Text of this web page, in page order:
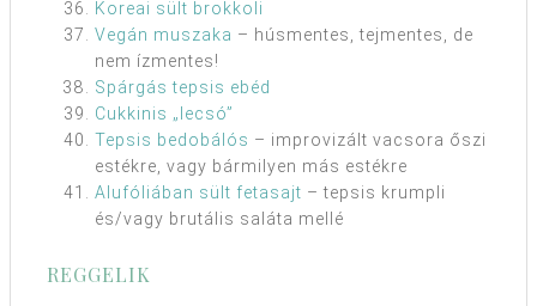
Koreai sült brokkoli
Vegán muszaka – húsmentes, tejmentes, de
nem ízmentes!
Spárgás tepsis ebéd
Cukkinis „lecsó”
Tepsis bedobálós – improvizált vacsora őszi
estékre, vagy bármilyen más estékre
Alufóliában sült fetasajt – tepsis krumpli
és/vagy brutális saláta mellé
REGGELIK